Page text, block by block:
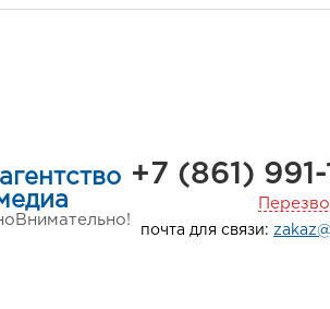
Внимательно!
+7 (861) 991-
почта для связи: